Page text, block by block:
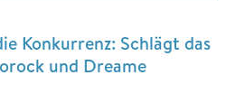
Konkurrenz: Schlägt das
und Dreame